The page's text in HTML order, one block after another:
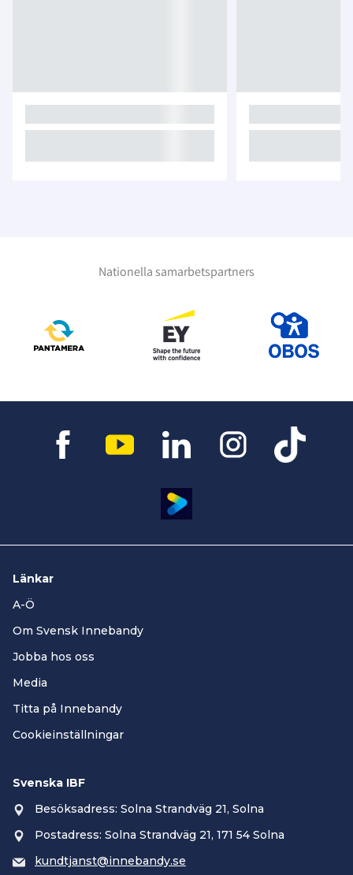
Nationella samarbetspartners
Länkar
A-Ö
Om Svensk Innebandy
Jobba hos oss
Media
Titta på Innebandy
Cookieinställningar
Svenska IBF
Besöksadress: Solna Strandväg 21, Solna
Postadress: Solna Strandväg 21, 171 54 Solna
kundtjanst@innebandy.se